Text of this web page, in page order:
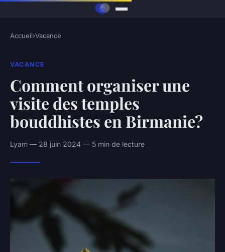
Accueil›Vacance
VACANCE
Comment organiser une
visite des temples
bouddhistes en Birmanie?
Lyam — 28 juin 2024 — 5 min de lecture